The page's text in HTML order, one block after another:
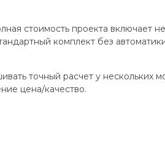
стоимость проекта включает
комплект без
точный расчет у
цена/качество.